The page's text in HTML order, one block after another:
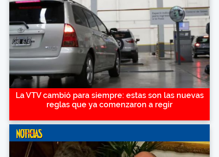
La VTV cambió para siempre: estas son las nuevas
reglas que ya comenzaron a regir